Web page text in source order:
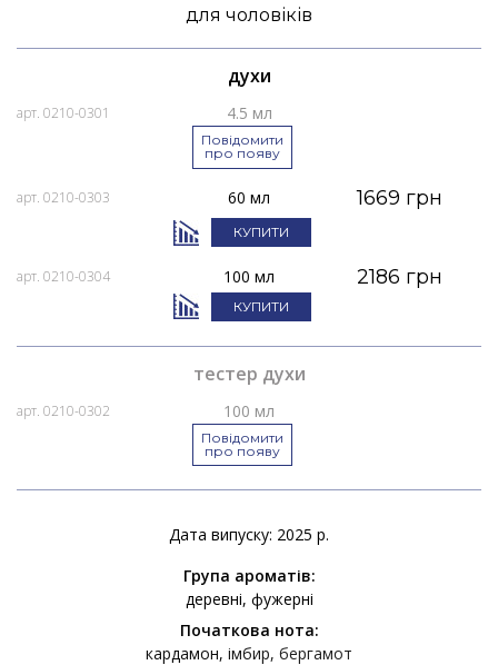
для чоловіків
духи
арт. 0210-0301 4.5 мл
Повідомити
про появу
арт. 0210-0303 60 мл 1669 грн
КУПИТИ
арт. 0210-0304 100 мл 2186 грн
КУПИТИ
тестер духи
арт. 0210-0302 100 мл
Повідомити
про появу
Дата випуску: 2025 р.
Група ароматів:
деревні фужерні
Початкова нота:
кардамон імбир бергамот